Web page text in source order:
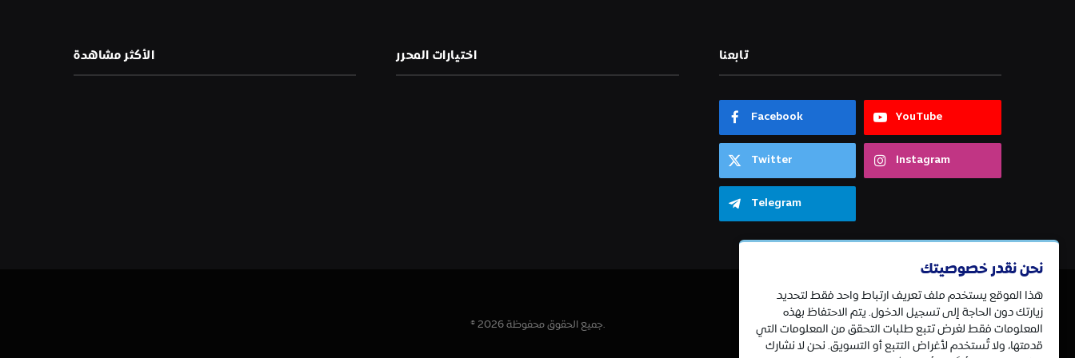
الأكثر مشاهدة اختيارات المحرر تابعنا
Facebook YouTube
Twitter Instagram
Telegram
© 2026 جميع الحقوق محفوظة.
نحن نقدر خصوصيتك
هذا الموقع يستخدم ملف تعريف ارتباط واحد فقط لتحديد
زيارتك دون الحاجة إلى تسجيل الدخول. يتم الاحتفاظ بهذه
المعلومات فقط لغرض تتبع طلبات التحقق من المعلومات التي
قدمتها، ولا تُستخدم لأغراض التتبع أو التسويق. نحن لا نشارك